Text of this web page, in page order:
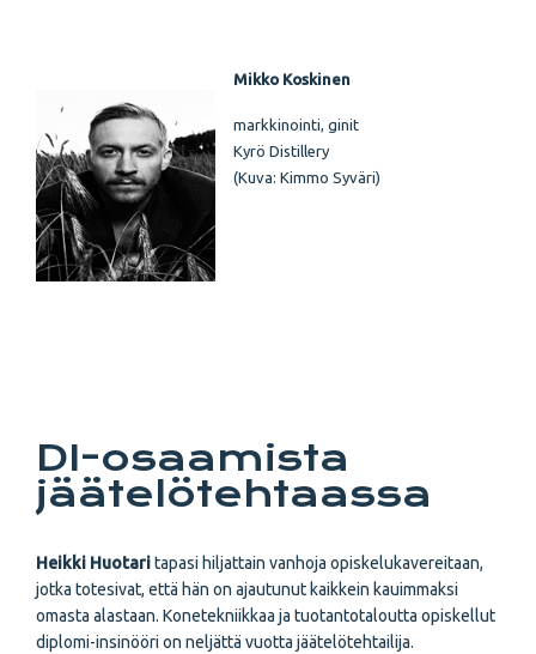
Mikko Koskinen
markkinointi, ginit
Kyrö Distillery
(Kuva: Kimmo Syväri)
DI-osaamista
jäätelötehtaassa
Heikki Huotaritapasi hiljattain vanhoja opiskelukavereitaan,
jotka totesivat, että hän on ajautunut kaikkein kauimmaksi
omasta alastaan. Konetekniikkaa ja tuotantotaloutta opiskellut
diplomi-insinööri on neljättä vuotta jäätelötehtailija.